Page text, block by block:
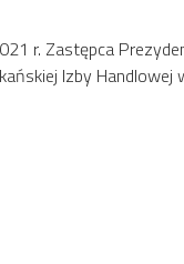
r. Zastępca
Izby